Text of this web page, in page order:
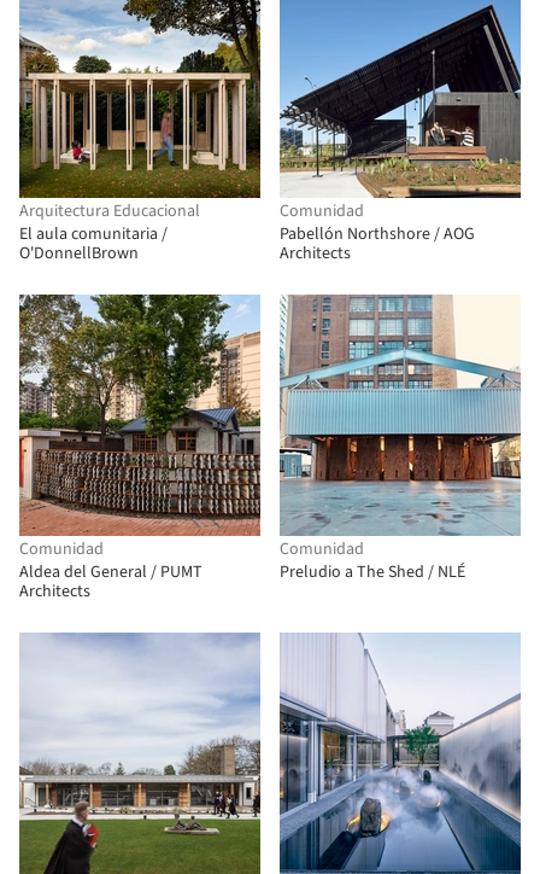
Arquitectura Educacional
El aula comunitaria /
O'DonnellBrown
Comunidad
Pabellón Northshore / AOG
Architects
Comunidad
Aldea del General / PUMT
Architects
Comunidad
Preludio a The Shed / NLÉ